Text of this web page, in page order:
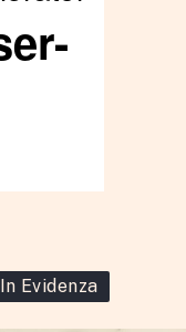
In Evidenza